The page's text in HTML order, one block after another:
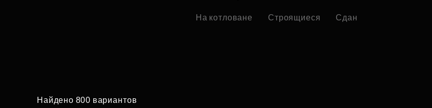
На котловане Строящиеся Сдан
Найдено 800 вариантов